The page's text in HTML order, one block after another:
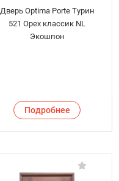
Дверь Optima Porte Турин
521 Орех классик NL
Экошпон
Подробнее